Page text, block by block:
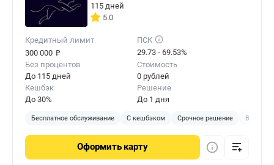
115 дней
5.0
Кредитный лимит
300 000 ₽
ПСК
29.73 - 69.53%
Без процентов
До 115 дней
Стоимость
0 рублей
Кешбэк
До 30%
Решение
До 1 дня
Бесплатное обслуживание С кешбэком Срочное решение В
Оформить карту